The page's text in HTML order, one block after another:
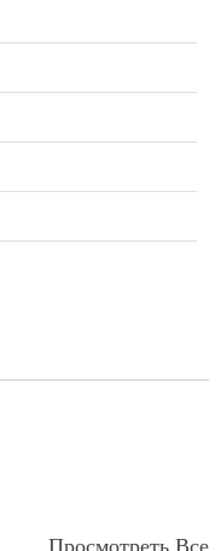
Просмотреть Все